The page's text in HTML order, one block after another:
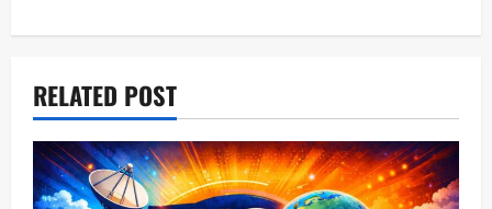
o
RELATED POST